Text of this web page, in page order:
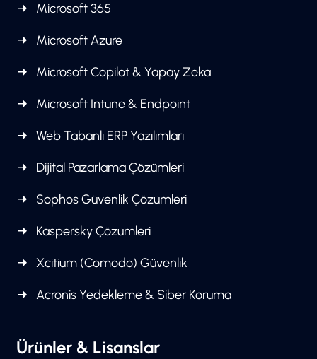
Microsoft 365
Microsoft Azure
Microsoft Copilot & Yapay Zeka
Microsoft Intune & Endpoint
Web Tabanlı ERP Yazılımları
Dijital Pazarlama Çözümleri
Sophos Güvenlik Çözümleri
Kaspersky Çözümleri
Xcitium (Comodo) Güvenlik
Acronis Yedekleme & Siber Koruma
Ürünler & Lisanslar